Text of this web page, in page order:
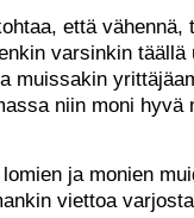
että
varsinkin
muissakin
niin moni
ja monien
viettoa